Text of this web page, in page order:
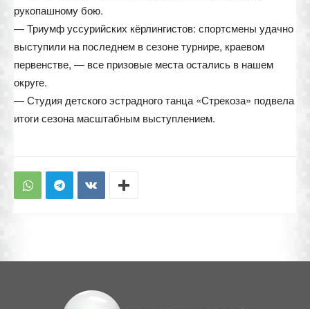
рукопашному бою.
— Триумф уссурийских кёрлингистов: спортсмены удачно
выступили на последнем в сезоне турнире, краевом
первенстве, — все призовые места остались в нашем
округе.
— Студия детского эстрадного танца «Стрекоза» подвела
итоги сезона масштабным выступлением.